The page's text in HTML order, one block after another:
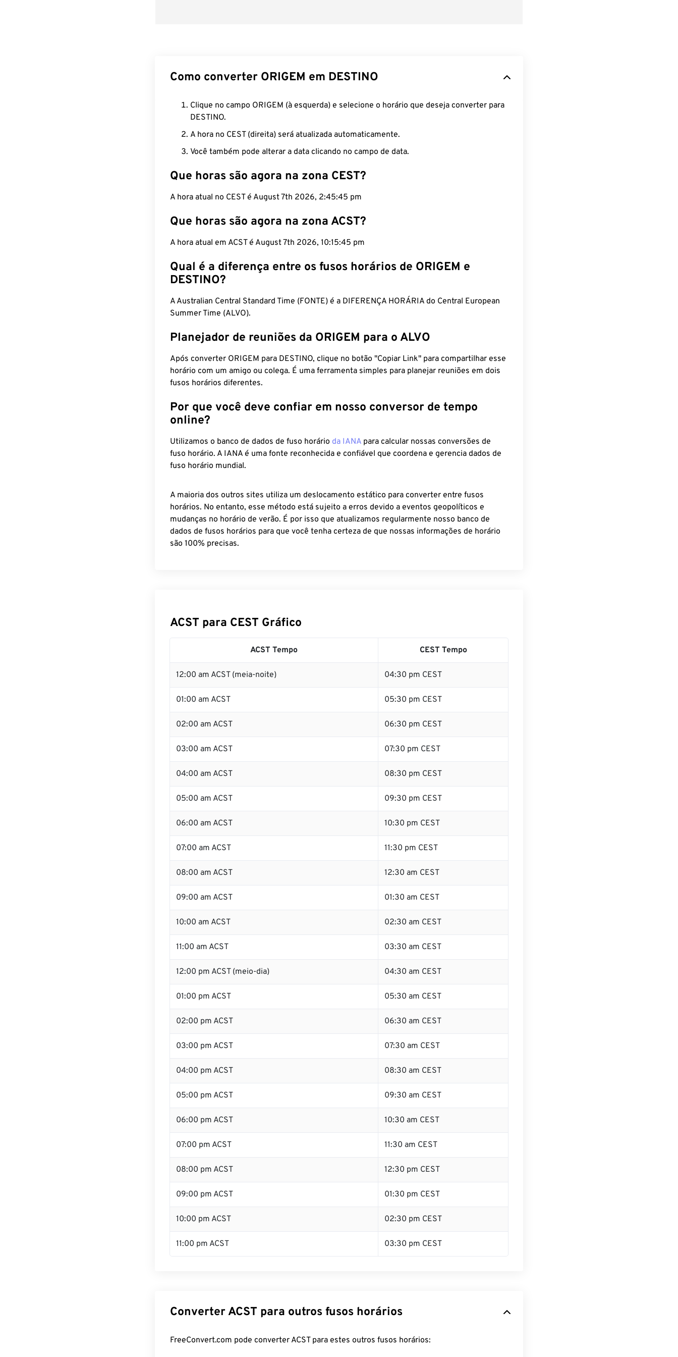
Como converter ORIGEM em DESTINO
Clique no campo ORIGEM (à esquerda) e selecione o horário que deseja converter para
DESTINO.
A hora no CEST (direita) será atualizada automaticamente.
Você também pode alterar a data clicando no campo de data.
Que horas são agora na zona CEST?
A hora atual no CEST é August 7th 2026, 2:45:46 pm
Que horas são agora na zona ACST?
A hora atual em ACST é August 7th 2026, 10:15:46 pm
Qual é a diferença entre os fusos horários de ORIGEM e
DESTINO?
A Australian Central Standard Time (FONTE) é a DIFERENÇA HORÁRIA do Central European
Summer Time (ALVO).
Planejador de reuniões da ORIGEM para o ALVO
Após converter ORIGEM para DESTINO, clique no botão "Copiar Link" para compartilhar esse
horário com um amigo ou colega. É uma ferramenta simples para planejar reuniões em dois
fusos horários diferentes.
Por que você deve confiar em nosso conversor de tempo
online?
Utilizamos o banco de dados de fuso horário da IANA para calcular nossas conversões de
fuso horário. A IANA é uma fonte reconhecida e confiável que coordena e gerencia dados de
fuso horário mundial.
A maioria dos outros sites utiliza um deslocamento estático para converter entre fusos
horários. No entanto, esse método está sujeito a erros devido a eventos geopolíticos e
mudanças no horário de verão. É por isso que atualizamos regularmente nosso banco de
dados de fusos horários para que você tenha certeza de que nossas informações de horário
são 100% precisas.
ACST para CEST Gráfico
ACST Tempo CEST Tempo
12:00 am ACST (meia-noite) 04:30 pm CEST
01:00 am ACST 05:30 pm CEST
02:00 am ACST 06:30 pm CEST
03:00 am ACST 07:30 pm CEST
04:00 am ACST 08:30 pm CEST
05:00 am ACST 09:30 pm CEST
06:00 am ACST 10:30 pm CEST
07:00 am ACST 11:30 pm CEST
08:00 am ACST 12:30 am CEST
09:00 am ACST 01:30 am CEST
10:00 am ACST 02:30 am CEST
11:00 am ACST 03:30 am CEST
12:00 pm ACST (meio-dia) 04:30 am CEST
01:00 pm ACST 05:30 am CEST
02:00 pm ACST 06:30 am CEST
03:00 pm ACST 07:30 am CEST
04:00 pm ACST 08:30 am CEST
05:00 pm ACST 09:30 am CEST
06:00 pm ACST 10:30 am CEST
07:00 pm ACST 11:30 am CEST
08:00 pm ACST 12:30 pm CEST
09:00 pm ACST 01:30 pm CEST
10:00 pm ACST 02:30 pm CEST
11:00 pm ACST 03:30 pm CEST
Converter ACST para outros fusos horários
FreeConvert.com pode converter ACST para estes outros fusos horários: